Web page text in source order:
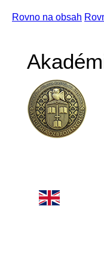
Rovno na obsah